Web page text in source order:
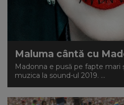
Maluma cântă cu
Madonna e pusă pe fapte mari
muzica la sound-ul 2019. ...